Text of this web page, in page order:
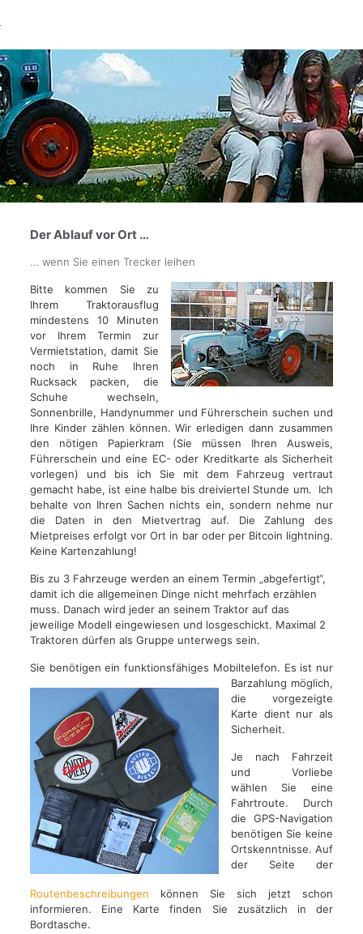
Der Ablauf vor Ort …
… wenn Sie einen Trecker leihen
Bitte kommen Sie zu
Ihrem Traktorausflug
mindestens 10 Minuten
vor Ihrem Termin zur
Vermietstation, damit Sie
noch in Ruhe Ihren
Rucksack packen, die
Schuhe wechseln,
Sonnenbrille, Handynummer und Führerschein suchen und
Ihre Kinder zählen können. Wir erledigen dann zusammen
den nötigen Papierkram (Sie müssen Ihren Ausweis,
Führerschein und eine EC- oder Kreditkarte als Sicherheit
vorlegen) und bis ich Sie mit dem Fahrzeug vertraut
gemacht habe, ist eine halbe bis dreiviertel Stunde um. Ich
behalte von Ihren Sachen nichts ein, sondern nehme nur
die Daten in den Mietvertrag auf. Die Zahlung des
Mietpreises erfolgt vor Ort in bar oder per Bitcoin lightning.
Keine Kartenzahlung!
Bis zu 3 Fahrzeuge werden an einem Termin „abgefertigt“,
damit ich die allgemeinen Dinge nicht mehrfach erzählen
muss. Danach wird jeder an seinem Traktor auf das
jeweilige Modell eingewiesen und losgeschickt. Maximal 2
Traktoren dürfen als Gruppe unterwegs sein.
Sie benötigen ein funktionsfähiges Mobiltelefon. Es ist nur
Barzahlung möglich,
die vorgezeigte
Karte dient nur als
Sicherheit.
Je nach Fahrzeit
und Vorliebe
wählen Sie eine
Fahrtroute. Durch
die GPS-Navigation
benötigen Sie keine
Ortskenntnisse. Auf
der Seite der
Routenbeschreibungen können Sie sich jetzt schon
informieren. Eine Karte finden Sie zusätzlich in der
Bordtasche.